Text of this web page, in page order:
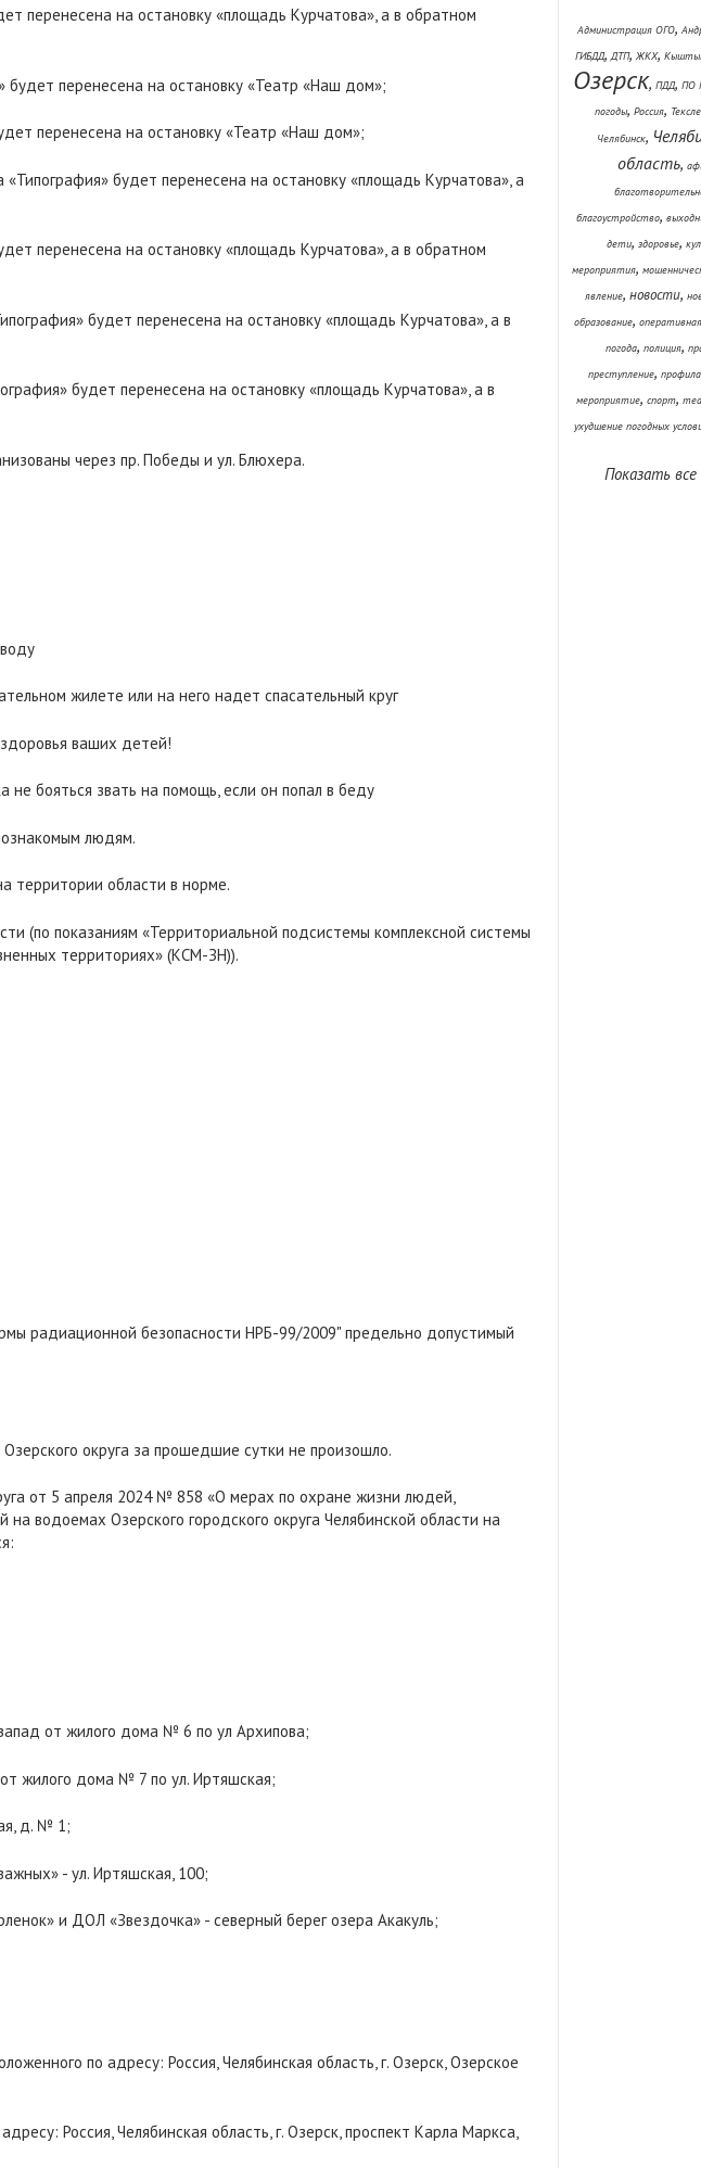
на остановку «площадь Курчатова», а в обратном
перенесена на остановку «Театр «Наш дом»;
перенесена на остановку «Театр «Наш дом»;
будет перенесена на остановку «площадь Курчатова», а
перенесена на остановку «площадь Курчатова», а в обратном
будет перенесена на остановку «площадь Курчатова», а в
будет перенесена на остановку «площадь Курчатова», а в
через пр. Победы и ул. Блюхера.
жилете или на него надет спасательный круг
ваших детей!
бояться звать на помощь, если он попал в беду
людям.
территории области в норме.
(по показаниям «Территориальной подсистемы комплексной системы
территориях» (КСМ-ЗН)).
радиационной безопасности НРБ-99/2009" предельно допустимый
округа за прошедшие сутки не произошло.
от 5 апреля 2024 № 858 «О мерах по охране жизни людей,
водоемах Озерского городского округа Челябинской области на
от жилого дома № 6 по ул Архипова;
жилого дома № 7 по ул. Иртяшская;
д. № 1;
- ул. Иртяшская, 100;
и ДОЛ «Звездочка» - северный берег озера Акакуль;
по адресу: Россия, Челябинская область, г. Озерск, Озерское
Россия, Челябинская область, г. Озерск, проспект Карла Маркса,
Администрация ОГО,
ГИБДД,ДТП, ЖКХ,
Озерск, ПДД, ПО
погоды, Россия,
Челябинск,
область,
благоустройство,
дети, здоровье,
мероприятия,
явление, новости,
образование,
погода, полиция,
преступление,
мероприятие, спорт,
ухудшение погодных
Показать